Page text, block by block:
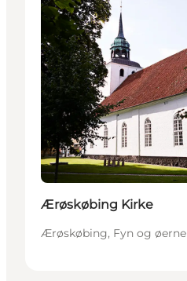
Ærøskøbing Kirke
Ærøskøbing, Fyn og øerne